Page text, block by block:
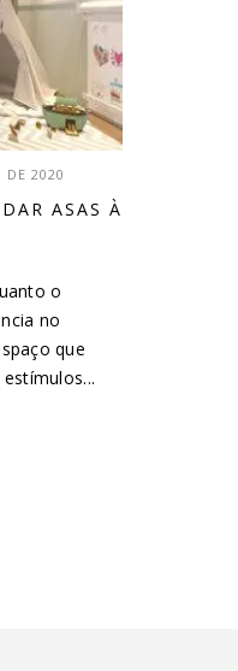
DE 2020
ASAS À
o
no
que